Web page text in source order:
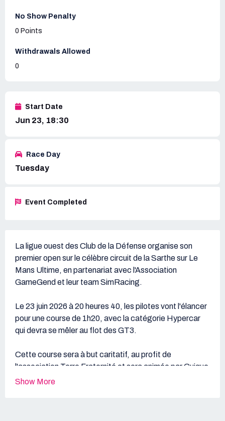
Start Date
Jun 23, 18:30
Race Day
Tuesday
Event Completed
La ligue ouest des Club de la Défense organise son
premier open sur le célèbre circuit de la Sarthe sur Le
Mans Ultime, en partenariat avec l'Association
GameGend et leur team SimRacing.
Le 23 juin 2026 à 20 heures 40, les pilotes vont l'élancer
pour une course de 1h20, avec la catégorie Hypercar
qui devra se mêler au flot des GT3.
Cette course sera à but caritatif, au profit de
l'association Terre Fraternité et sera animée par Guique
sur sa chaine Twitch
Show More
No Show Penalty
0 Points
Withdrawals Allowed
0